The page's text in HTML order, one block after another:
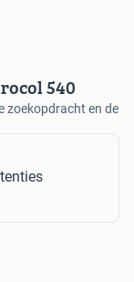
540
zoekopdracht en de